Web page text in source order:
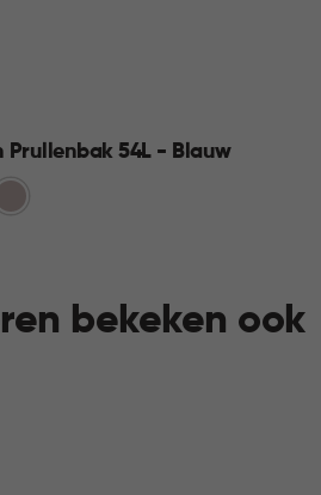
Prullenbak 54L - Blauw
bekeken ook